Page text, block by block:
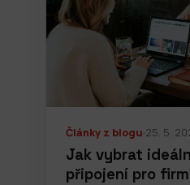
Články z blogu·25. 5.
Jak vybrat
připojení pro